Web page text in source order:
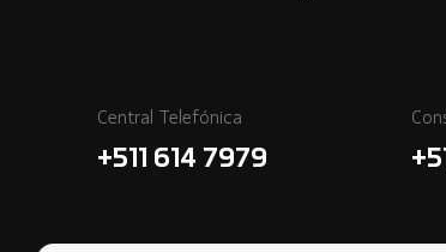
Central Telefónica
+511 614 7979